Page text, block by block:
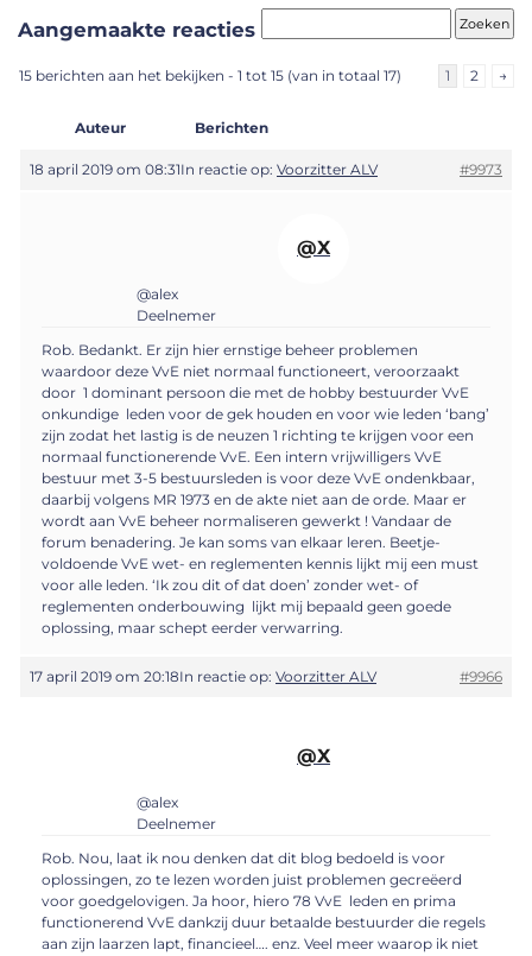
Aangemaakte reacties
15 berichten aan het bekijken - 1 tot 15 (van in totaal 17) 1 2 →
Auteur Berichten
18 april 2019 om 08:31In reactie op: Voorzitter ALV #9973
@X
@alex
Deelnemer
Rob. Bedankt. Er zijn hier ernstige beheer problemen
waardoor deze VvE niet normaal functioneert, veroorzaakt
door 1 dominant persoon die met de hobby bestuurder VvE
onkundige leden voor de gek houden en voor wie leden ‘bang’
zijn zodat het lastig is de neuzen 1 richting te krijgen voor een
normaal functionerende VvE. Een intern vrijwilligers VvE
bestuur met 3-5 bestuursleden is voor deze VvE ondenkbaar,
daarbij volgens MR 1973 en de akte niet aan de orde. Maar er
wordt aan VvE beheer normaliseren gewerkt ! Vandaar de
forum benadering. Je kan soms van elkaar leren. Beetje-
voldoende VvE wet- en reglementen kennis lijkt mij een must
voor alle leden. ‘Ik zou dit of dat doen’ zonder wet- of
reglementen onderbouwing lijkt mij bepaald geen goede
oplossing, maar schept eerder verwarring.
17 april 2019 om 20:18In reactie op: Voorzitter ALV #9966
@X
@alex
Deelnemer
Rob. Nou, laat ik nou denken dat dit blog bedoeld is voor
oplossingen, zo te lezen worden juist problemen gecreëerd
voor goedgelovigen. Ja hoor, hiero 78 VvE leden en prima
functionerend VvE dankzij duur betaalde bestuurder die regels
aan zijn laarzen lapt, financieel…. enz. Veel meer waarop ik niet